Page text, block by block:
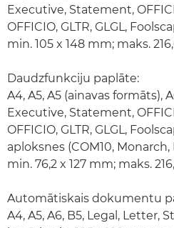
Executive, Statement,
OFFICIO, GLTR, GLGL,
min. 105 x 148 mm; maks.
Daudzfunkciju paplāte:
A4, A5, A5 (ainavas formāts),
Executive, Statement,
OFFICIO, GLTR, GLGL,
aploksnes (COM10,
min. 76,2 x 127 mm; maks.
Automātiskais dokumentu
A4, A5, A6, B5, Legal, Letter,